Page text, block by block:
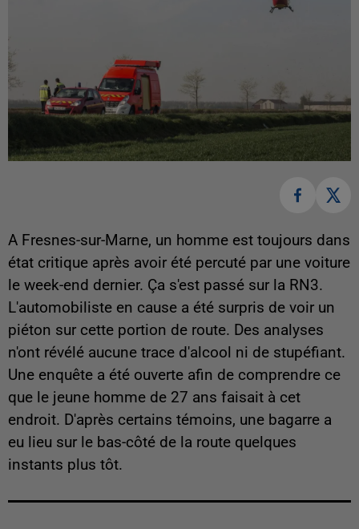
A Fresnes-sur-Marne, un homme est toujours dans
état critique après avoir été percuté par une voiture
le week-end dernier. Ça s'est passé sur la RN3.
L'automobiliste en cause a été surpris de voir un
piéton sur cette portion de route. Des analyses
n'ont révélé aucune trace d'alcool ni de stupéfiant.
Une enquête a été ouverte afin de comprendre ce
que le jeune homme de 27 ans faisait à cet
endroit. D'après certains témoins, une bagarre a
eu lieu sur le bas-côté de la route quelques
instants plus tôt.